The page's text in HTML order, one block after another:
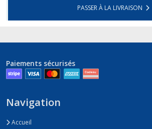
PASSER À LA LIVRAISON
Paiements sécurisés
Navigation
Accueil